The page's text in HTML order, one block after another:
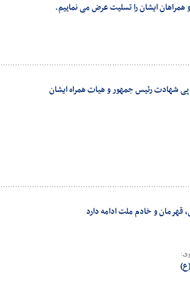
ایشان را تسلیت عرض می نماییم.
پی شهادت رئیس جمهور و هیات همراه ایشان
قهرمان و خادم ملت ادامه دارد